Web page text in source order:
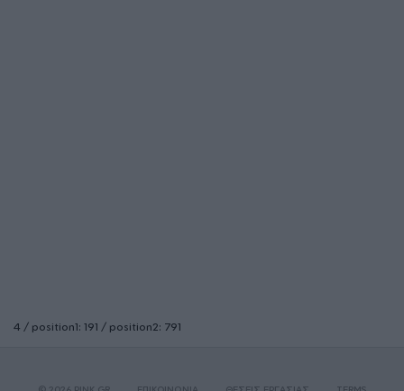
4 / position1: 191 / position2: 791